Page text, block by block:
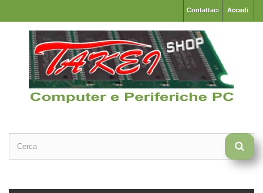
Accedi
Contattaci